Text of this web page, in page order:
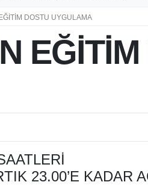
DOSTU UYGULAMA
23.00’E KADAR